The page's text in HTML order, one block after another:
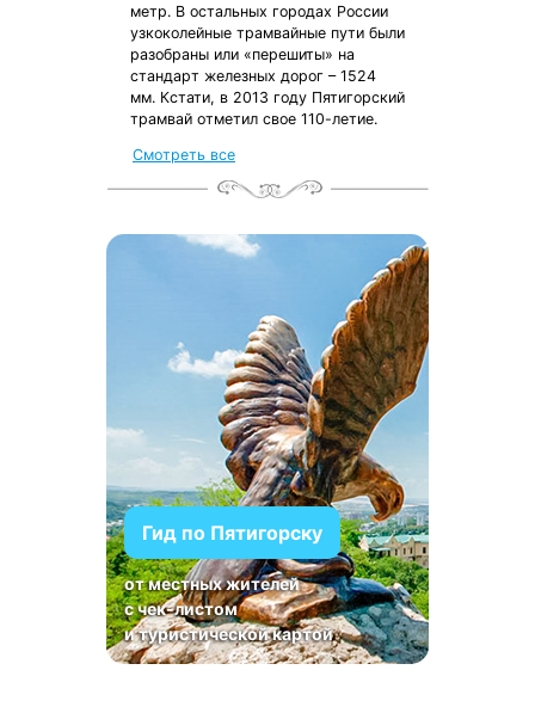
метр. В остальных городах России
узкоколейные трамвайные пути были
разобраны или «перешиты» на
стандарт железных дорог – 1524
мм. Кстати, в 2013 году Пятигорский
трамвай отметил свое 110-летие.
Смотреть все
Гид по Пятигорску
от местных жителей
с чек-листом
и туристической картой